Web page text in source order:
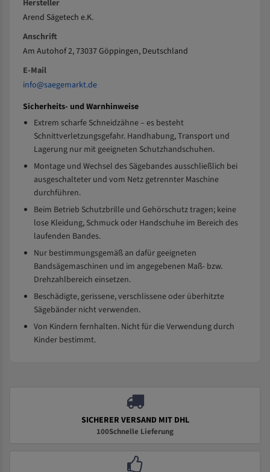
Hersteller
Arend Sägetech e.K.
Anschrift
Am Autohof 2, 73037 Göppingen, Deutschland
E-Mail
info@saegemarkt.de
Sicherheits- und Warnhinweise
Extrem scharfe Schneidzähne – es besteht
Schnittverletzungsgefahr. Handhabung, Transport und
Lagerung nur mit geeigneten Schutzhandschuhen.
Montage und Wechsel des Sägebandes ausschließlich bei
ausgeschalteter und vom Netz getrennter Maschine
durchführen.
Beim Betrieb Schutzbrille und Gehörschutz tragen; keine
lose Kleidung, Schmuck oder Handschuhe im Bereich des
laufenden Bandes.
Nur bestimmungsgemäß an dafür geeigneten
Bandsägemaschinen und im angegebenen Maß- bzw.
Drehzahlbereich einsetzen.
Beschädigte, gerissene, verschlissene oder überhitzte
Sägebänder nicht verwenden.
Von Kindern fernhalten. Nicht für die Verwendung durch
Kinder bestimmt.
SICHERER VERSAND MIT DHL
100Schnelle Lieferung